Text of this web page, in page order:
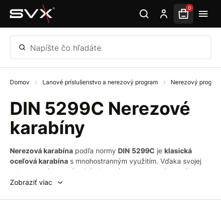
Preskočiť na hlavný obsah 0
Napíšte čo hľadáte
Domov Lanové príslušenstvo a nerezový program Nerezový
DIN 5299C Nerezové
karabíny
Nerezová karabína podľa normy DIN 5299C je klasická
oceľová karabína s mnohostranným využitím. Vďaka svojej
robustnosti je využiteľná aj pre rôzne typy navijakov či
vlečných zariadení.
Zobraziť viac